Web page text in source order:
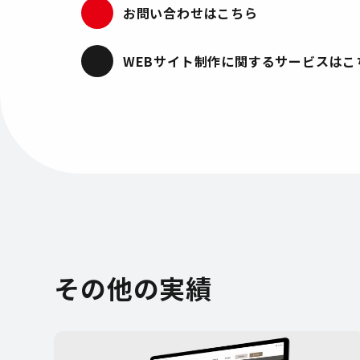
お問い合わせはこちら
WEBサイト制作に関するサービスはこ
その他の実績